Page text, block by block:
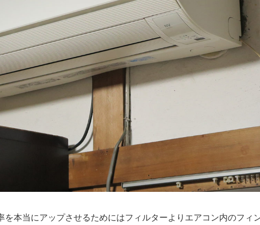
を本当にアップさせるためにはフィルターよりエアコン内のフィ